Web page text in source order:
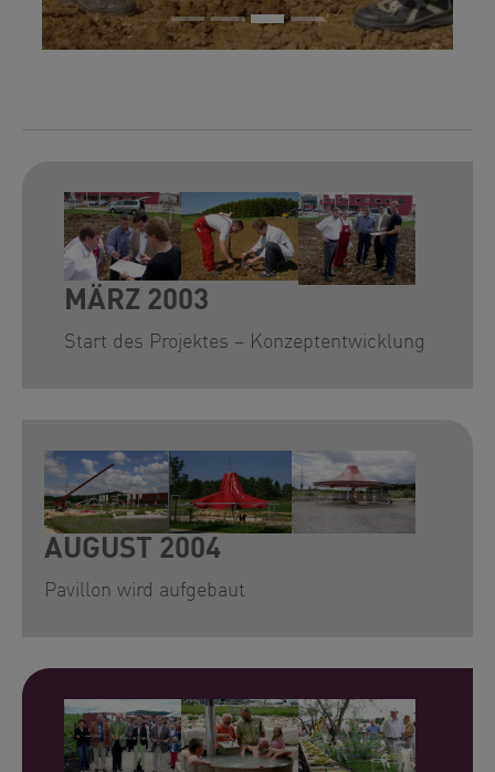
MÄRZ 2003
Start des Projektes – Konzeptentwicklung
Show larger version for:Show larger version for:Show larger version for:
AUGUST 2004
Pavillon wird aufgebaut
Show larger version for:Show larger version for:
Show larger version